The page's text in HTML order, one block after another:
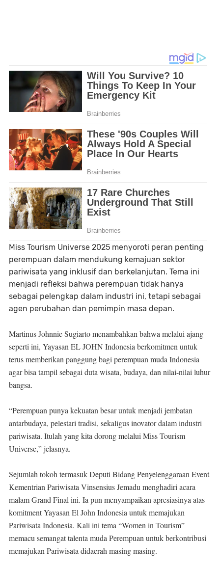
Miss Tourism Universe 2025 menyoroti peran penting
perempuan dalam mendukung kemajuan sektor
pariwisata yang inklusif dan berkelanjutan. Tema ini
menjadi refleksi bahwa perempuan tidak hanya
sebagai pelengkap dalam industri ini, tetapi sebagai
agen perubahan dan pemimpin masa depan.
Martinus Johnnie Sugiarto menambahkan bahwa melalui ajang
seperti ini, Yayasan EL JOHN Indonesia berkomitmen untuk
terus memberikan panggung bagi perempuan muda Indonesia
agar bisa tampil sebagai duta wisata, budaya, dan nilai-nilai luhur
bangsa.
“Perempuan punya kekuatan besar untuk menjadi jembatan
antarbudaya, pelestari tradisi, sekaligus inovator dalam industri
pariwisata. Itulah yang kita dorong melalui Miss Tourism
Universe,” jelasnya.
Sejumlah tokoh termasuk Deputi Bidang Penyelenggaraan Event
Kementrian Pariwisata Vinsensius Jemadu menghadiri acara
malam Grand Final ini. Ia pun menyampaikan apresiasinya atas
komitment Yayasan El John Indonesia untuk memajukan
Pariwisata Indonesia. Kali ini tema “Women in Tourism”
memacu semangat talenta muda Perempuan untuk berkontribusi
memajukan Pariwisata didaerah masing masing.